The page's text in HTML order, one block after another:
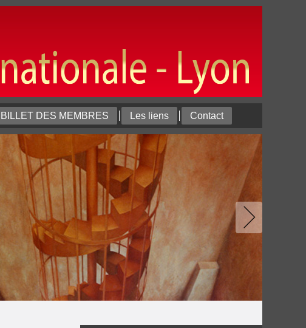
BILLET DES MEMBRES Les liens Contact